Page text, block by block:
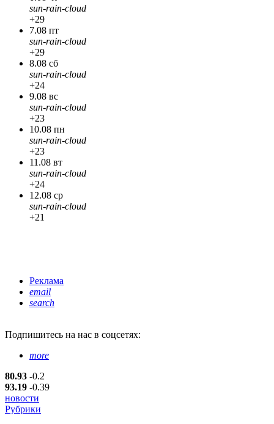
sun-rain-cloud
+29
7.08 пт
sun-rain-cloud
+29
8.08 сб
sun-rain-cloud
+24
9.08 вс
sun-rain-cloud
+23
10.08 пн
sun-rain-cloud
+23
11.08 вт
sun-rain-cloud
+24
12.08 ср
sun-rain-cloud
+21
Реклама
email
search
Подпишитесь на нас в соцсетях:
more
80.93 -0.2
93.19 -0.39
новости
Рубрики